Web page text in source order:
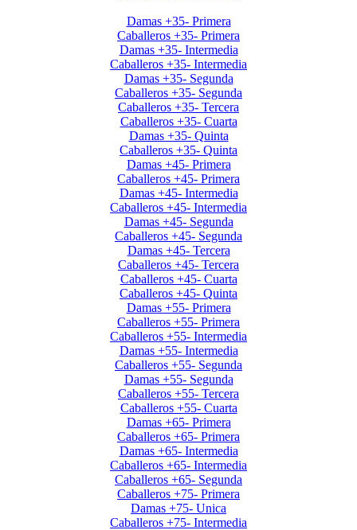
Damas +35- Primera
Caballeros +35- Primera
Damas +35- Intermedia
Caballeros +35- Intermedia
Damas +35- Segunda
Caballeros +35- Segunda
Caballeros +35- Tercera
Caballeros +35- Cuarta
Damas +35- Quinta
Caballeros +35- Quinta
Damas +45- Primera
Caballeros +45- Primera
Damas +45- Intermedia
Caballeros +45- Intermedia
Damas +45- Segunda
Caballeros +45- Segunda
Damas +45- Tercera
Caballeros +45- Tercera
Caballeros +45- Cuarta
Caballeros +45- Quinta
Damas +55- Primera
Caballeros +55- Primera
Caballeros +55- Intermedia
Damas +55- Intermedia
Caballeros +55- Segunda
Damas +55- Segunda
Caballeros +55- Tercera
Caballeros +55- Cuarta
Damas +65- Primera
Caballeros +65- Primera
Damas +65- Intermedia
Caballeros +65- Intermedia
Caballeros +65- Segunda
Caballeros +75- Primera
Damas +75- Unica
Caballeros +75- Intermedia